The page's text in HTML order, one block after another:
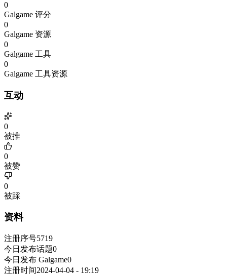
0
Galgame 评分
0
Galgame 资源
0
Galgame 工具
0
Galgame 工具资源
互动
0
被推
0
被赞
0
被踩
资料
注册序号5719
今日发布话题0
今日发布 Galgame0
注册时间2024-04-04 - 19:19